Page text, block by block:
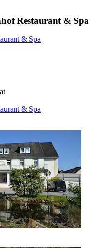
Restaurant & Spa
& Spa
& Spa